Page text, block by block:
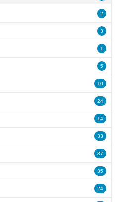
2
3
1
5
10
24
14
33
37
35
24